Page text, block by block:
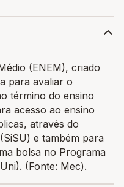
(ENEM), criado
para avaliar o
término do ensino
acesso ao ensino
através do
e também para
bolsa no Programa
(Fonte: Mec).